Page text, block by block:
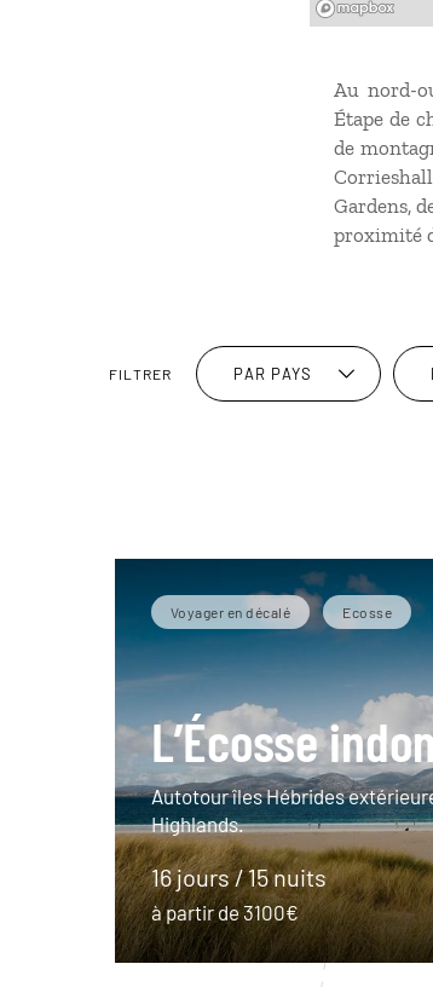
Au nord-
Étape de
de
Gardens,
proximité
FILTRER PAR PAYS
Voyager en décalé Ecosse
L’Écosse
Autotour îles Hébrides
Highlands.
16 jours / 15 nuits
à partir de 3100€